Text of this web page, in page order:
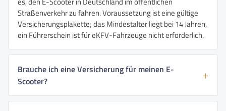
Straßenverkehr zu fahren. Voraussetzung ist eine gültige
Versicherungsplakette; das Mindestalter liegt bei 14 Jahren,
ein Führerschein ist für eKFV-Fahrzeuge nicht erforderlich.
Brauche ich eine Versicherung für meinen E-
Scooter?